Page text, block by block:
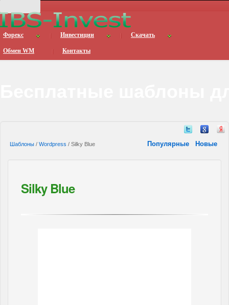
Форекс Инвестиции Скачать
Обмен WM Контакты
Шаблоны / Wordpress / Silky Blue Популярные Новые
Silky Blue